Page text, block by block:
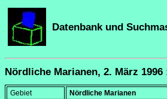
Datenbank und
Nördliche Marianen, 2. März
Gebiet
Nördliche Marianen